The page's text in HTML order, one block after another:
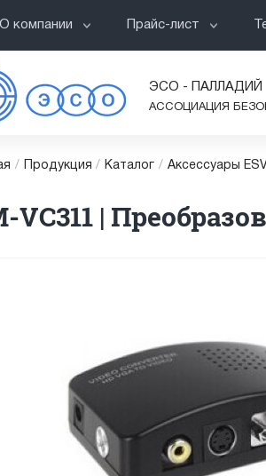
О компании Прайс-лист
ЭСО - ПАЛЛАДИЙ
АССОЦИАЦИЯ
/ Продукция / Каталог / Аксессуары
VC311 |